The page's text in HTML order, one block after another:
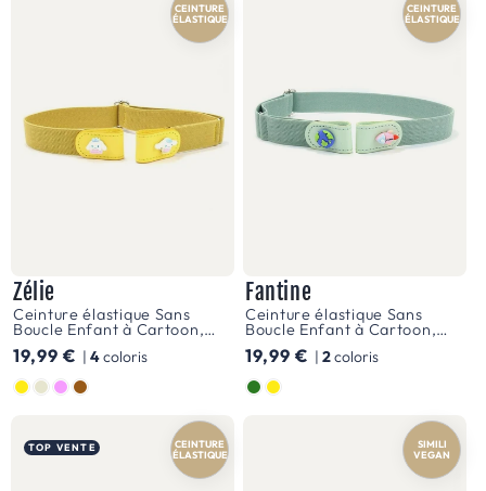
ceintures,
robustes
conçues
pour
accompagner
chaque
que
CEINTURE
ÉLASTIQUE
Zélie
Ceinture élastique Sans
Boucle Enfant à Cartoon,
fille et garçon, modèle Zélie
Prix
habituel
19,99 € | 4coloris
Couleur
CEINTURE
ÉLASTIQUE
Fantine
Ceinture élastique Sans
Boucle Enfant à Cartoon,
fille et garçon, modèle
Fantine
Prix
habituel
19,99 € | 2coloris
Couleur
TOP VENTE
CEINTURE
ÉLASTIQUE
SIMILI
VEGAN